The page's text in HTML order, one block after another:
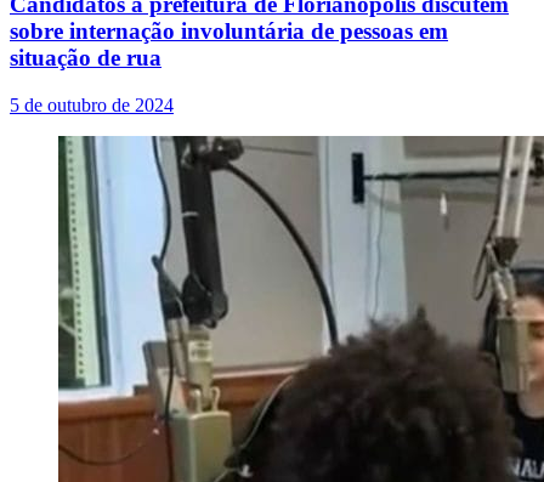
sobre internação involuntária de pessoas em
situação de rua
5 de outubro de 2024